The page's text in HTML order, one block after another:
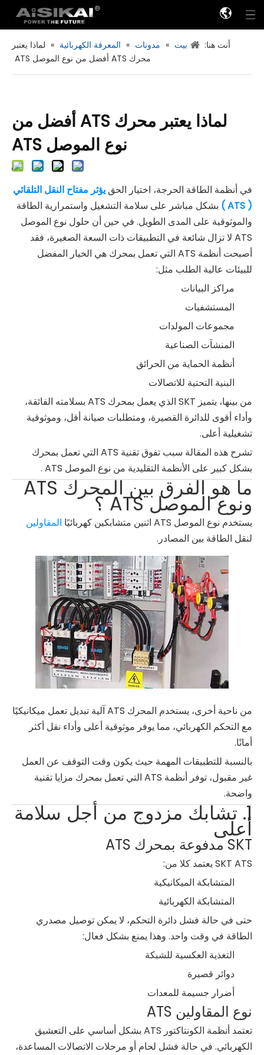
أنت هنا: بيت » مدونات » المعرفة الكهربائية » لماذا يعتبر
محرك ATS أفضل من نوع الموصل ATS
لماذا يعتبر محرك ATS أفضل من
نوع الموصل ATS
في أنظمة الطاقة الحرجة، اختيار الحقيؤثر مفتاح النقل التلقائي
( ATS )
بشكل مباشر على سلامة التشغيل واستمرارية الطاقة
والموثوقية على المدى الطويل. في حين أن حلول نوع الموصل
ATS لا تزال شائعة في التطبيقات ذات السعة الصغيرة، فقد
أصبحت أنظمة ATS التي تعمل بمحرك هي الخيار المفضل
للبيئات عالية الطلب مثل:
مراكز البيانات
المستشفيات
مجموعات المولدات
المنشآت الصناعية
أنظمة الحماية من الحرائق
البنية التحتية للاتصالات
من بينها، يتميز SKT الذي يعمل بمحرك ATS بسلامته الفائقة،
وأداء أقوى للدائرة القصيرة، ومتطلبات صيانة أقل، وموثوقية
تشغيلية أعلى.
تشرح هذه المقالة سبب تفوق تقنية ATS التي تعمل بمحرك
بشكل كبير على الأنظمة التقليدية من نوع الموصل ATS .
ما هو الفرق بين المحرك ATS
ونوع الموصل ATS ؟
يستخدم نوع الموصل ATS اثنين متشابكين كهربائيًا
المقاولين
لنقل الطاقة بين المصادر.
من ناحية أخرى، يستخدم المحرك ATS آلية تبديل تعمل ميكانيكيًا
مع التحكم الكهربائي، مما يوفر موثوقية أعلى وأداء نقل أكثر
أمانًا.
بالنسبة للتطبيقات المهمة حيث يكون وقت التوقف عن العمل
غير مقبول، توفر أنظمة ATS التي تعمل بمحرك مزايا تقنية
واضحة.
1. تشابك مزدوج من أجل سلامة
أعلى
SKT مدفوعة بمحرك ATS
SKT ATS يعتمد كلا من:
المتشابكة الميكانيكية
المتشابكة الكهربائية
حتى في حالة فشل دائرة التحكم، لا يمكن توصيل مصدري
الطاقة في وقت واحد. وهذا يمنع بشكل فعال:
التغذية العكسية للشبكة
دوائر قصيرة
أضرار جسيمة للمعدات
نوع المقاولين ATS
تعتمد أنظمة الكونتاكتور ATS بشكل أساسي على التعشيق
الكهربائي. في حالة فشل لحام أو مرحلات الاتصالات المساعدة،